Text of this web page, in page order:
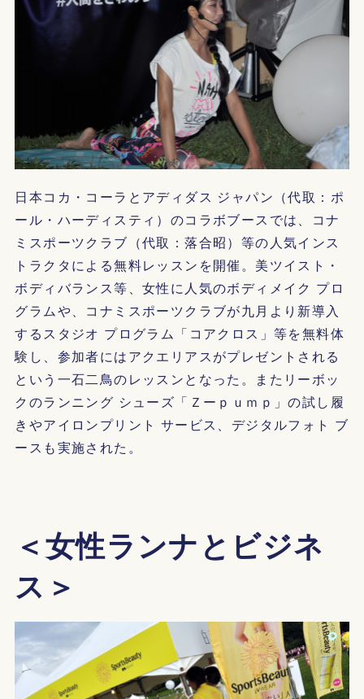
日本コカ・コーラとアディダス ジャパン（代取：ポ
ール・ハーディスティ）のコラボブースでは、コナ
ミスポーツクラブ（代取：落合昭）等の人気インス
トラクタによる無料レッスンを開催。美ツイスト・
ボディバランス等、女性に人気のボディメイク プロ
グラムや、コナミスポーツクラブが九月より新導入
するスタジオ プログラム「コアクロス」等を無料体
験し、参加者にはアクエリアスがプレゼントされる
という一石二鳥のレッスンとなった。またリーボッ
クのランニング シューズ「Ｚーｐｕｍｐ」の試し履
きやアイロンプリント サービス、デジタルフォト ブ
ースも実施された。
＜女性ランナとビジネ
ス＞